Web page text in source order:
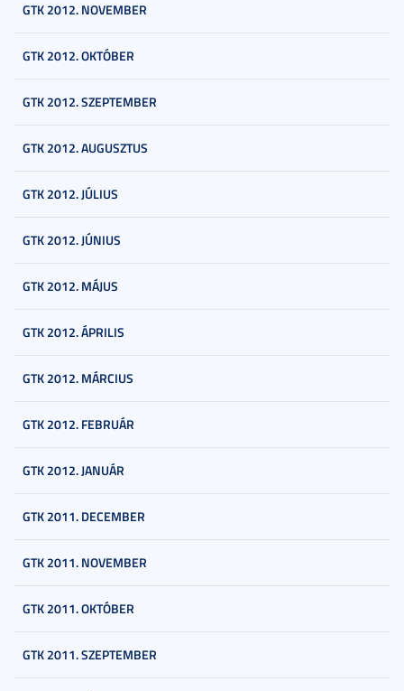
GTK 2012. NOVEMBER
GTK 2012. OKTÓBER
GTK 2012. SZEPTEMBER
GTK 2012. AUGUSZTUS
GTK 2012. JÚLIUS
GTK 2012. JÚNIUS
GTK 2012. MÁJUS
GTK 2012. ÁPRILIS
GTK 2012. MÁRCIUS
GTK 2012. FEBRUÁR
GTK 2012. JANUÁR
GTK 2011. DECEMBER
GTK 2011. NOVEMBER
GTK 2011. OKTÓBER
GTK 2011. SZEPTEMBER